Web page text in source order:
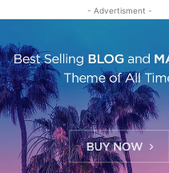
- Advertisment -